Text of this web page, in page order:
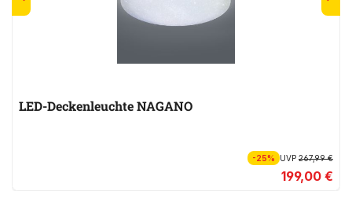
LED-Deckenleuchte NAGANO
-25% UVP267,99 €
199,00 €